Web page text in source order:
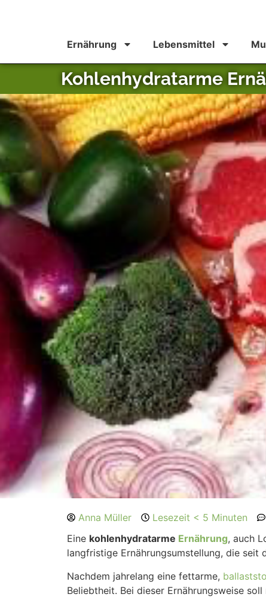
Ernährung Lebensmittel
Kohlenhydratarme
Anna Müller Lesezeit < 5 Minuten
Eine kohlenhydratarme Ernährung, auch
langfristige Ernährungsumstellung, die seit
Nachdem jahrelang eine fettarme,
Beliebtheit. Bei dieser Ernährungsweise